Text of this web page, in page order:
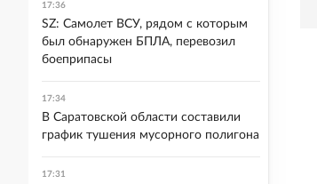
17:36
SZ: Самолет ВСУ, рядом с которым
был обнаружен БПЛА, перевозил
боеприпасы
17:34
В Саратовской области составили
график тушения мусорного полигона
17:31